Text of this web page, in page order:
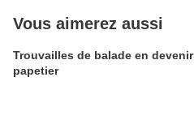
Vous aimerez aussi
Trouvailles de balade en devenir
papetier